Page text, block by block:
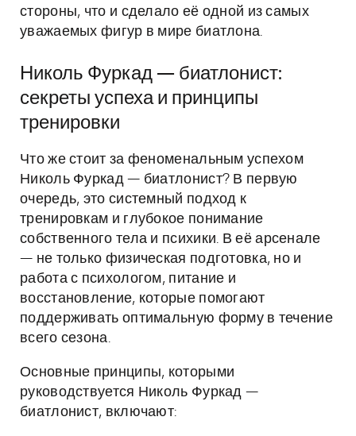
стороны, что и сделало её одной из самых
уважаемых фигур в мире биатлона.
Николь Фуркад — биатлонист:
секреты успеха и принципы
тренировки
Что же стоит за феноменальным успехом
Николь Фуркад — биатлонист? В первую
очередь, это системный подход к
тренировкам и глубокое понимание
собственного тела и психики. В её арсенале
— не только физическая подготовка, но и
работа с психологом, питание и
восстановление, которые помогают
поддерживать оптимальную форму в течение
всего сезона.
Основные принципы, которыми
руководствуется Николь Фуркад —
биатлонист, включают: